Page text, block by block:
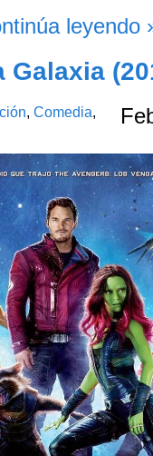
leyendo
Galaxia
,Comedia,